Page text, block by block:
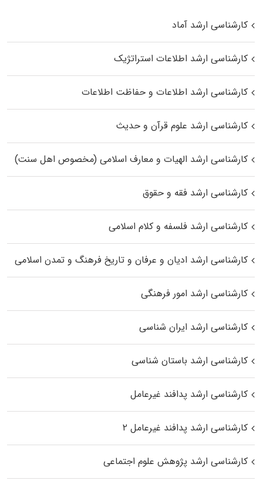
کارشناسی ارشد آماد
کارشناسی ارشد اطلاعات استراتژیک
کارشناسی ارشد اطلاعات و حفاظت اطلاعات
کارشناسی ارشد علوم قرآن و حدیث
کارشناسی ارشد الهیات و معارف اسلامی (مخصوص اهل سنت)
کارشناسی ارشد فقه و حقوق
کارشناسی ارشد فلسفه و کلام اسلامی
کارشناسی ارشد ادیان و عرفان و تاریخ فرهنگ و تمدن اسلامی
کارشناسی ارشد امور فرهنگی
کارشناسی ارشد ایران شناسی
کارشناسی ارشد باستان شناسی
کارشناسی ارشد پدافند غیرعامل
کارشناسی ارشد پدافند غیرعامل ۲
کارشناسی ارشد پژوهش علوم اجتماعی